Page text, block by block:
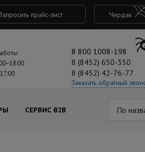
прайс-лист Чердак
8 800 1008-198
8 (8452) 650-350
8 (8452) 42-76-77
Заказать обратный
СЕРВИС B2B По